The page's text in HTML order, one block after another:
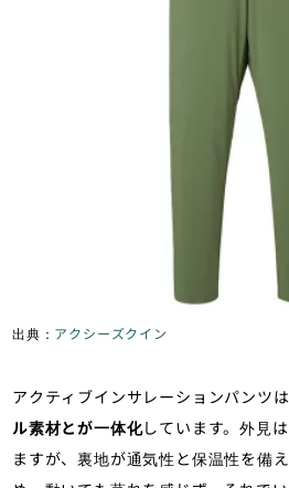
出典： アクシーズクイン
アクティブインサレーションパンツ
ル素材とが一体化しています。外見
ますが、裏地が通気性と保温性を備